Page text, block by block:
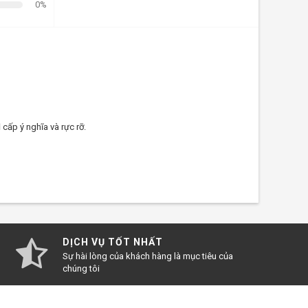
thật vui vẻ và thú vị trong mùa hè này
0%
ý nghĩa và rực rỡ.
DỊCH VỤ TỐT NHẤT
Sự hài lòng của khách hàng là mục tiêu của
chúng tôi